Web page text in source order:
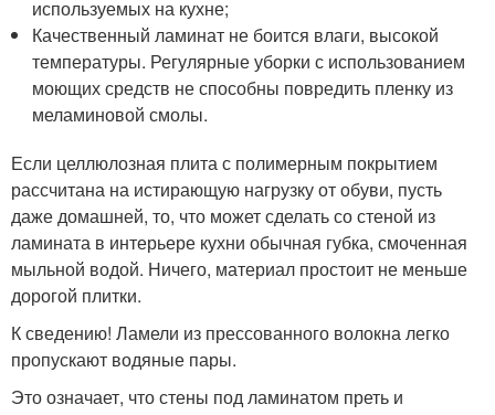
используемых на кухне;
Качественный ламинат не боится влаги, высокой
температуры. Регулярные уборки с использованием
моющих средств не способны повредить пленку из
меламиновой смолы.
Если целлюлозная плита с полимерным покрытием
рассчитана на истирающую нагрузку от обуви, пусть
даже домашней, то, что может сделать со стеной из
ламината в интерьере кухни обычная губка, смоченная
мыльной водой. Ничего, материал простоит не меньше
дорогой плитки.
К сведению! Ламели из прессованного волокна легко
пропускают водяные пары.
Это означает, что стены под ламинатом преть и